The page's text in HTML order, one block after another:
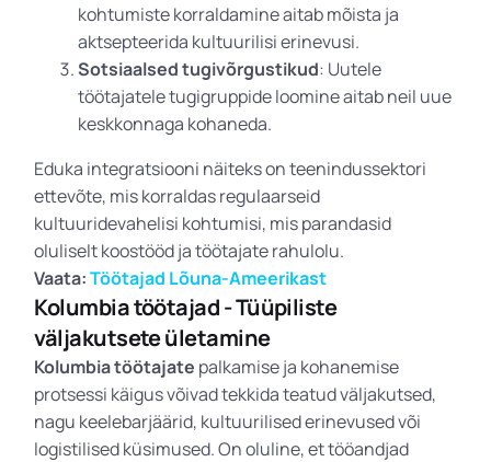
kohtumiste korraldamine aitab mõista ja
aktsepteerida kultuurilisi erinevusi.
Sotsiaalsed tugivõrgustikud: Uutele
töötajatele tugigruppide loomine aitab neil uue
keskkonnaga kohaneda.
Eduka integratsiooni näiteks on teenindussektori
ettevõte, mis korraldas regulaarseid
kultuuridevahelisi kohtumisi, mis parandasid
oluliselt koostööd ja töötajate rahulolu.
Vaata:Töötajad Lõuna-Ameerikast
Kolumbia töötajad - Tüüpiliste
väljakutsete ületamine
Kolumbia töötajate palkamise ja kohanemise
protsessi käigus võivad tekkida teatud väljakutsed,
nagu keelebarjäärid, kultuurilised erinevused või
logistilised küsimused. On oluline, et tööandjad